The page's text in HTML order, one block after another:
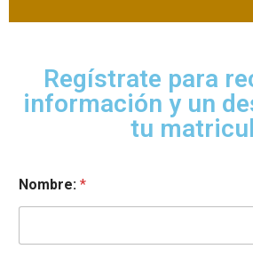
Regístrate para
información y un
tu
Nombre: *